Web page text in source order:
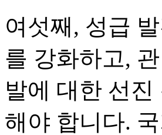
여섯째, 성급
를 강화하고,
발에 대한 선
해야 합니다.